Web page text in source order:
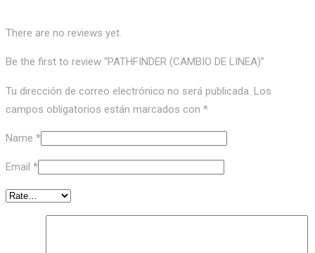
There are no reviews yet.
Be the first to review “PATHFINDER (CAMBIO DE LINEA)”
Tu dirección de correo electrónico no será publicada. Los
campos obligatorios están marcados con *
Name *
Email *